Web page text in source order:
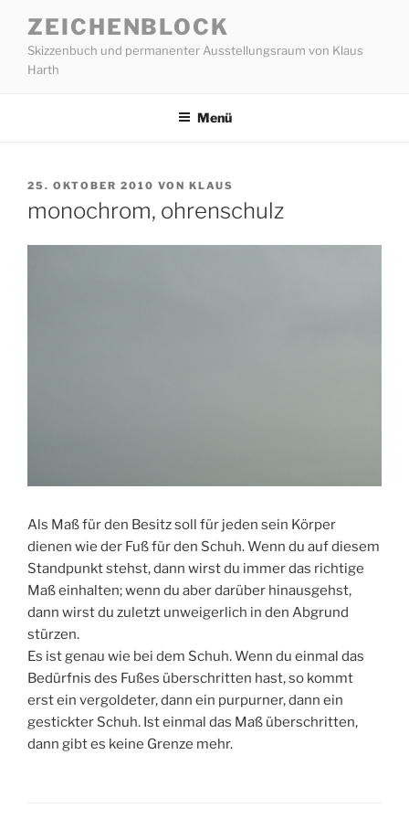
Inhalt
springen
ZEICHENBLOCK
Skizzenbuch und permanenter Ausstellungsraum von Klaus
Harth
Menü
VERÖFFENTLICHT
25. OKTOBER 2010 VON KLAUS
monochrom, ohrenschulz
Als Maß für den Besitz soll für jeden sein Körper
dienen wie der Fuß für den Schuh. Wenn du auf diesem
Standpunkt stehst, dann wirst du immer das richtige
Maß einhalten; wenn du aber darüber hinausgehst,
dann wirst du zuletzt unweigerlich in den Abgrund
stürzen.
Es ist genau wie bei dem Schuh. Wenn du einmal das
Bedürfnis des Fußes überschritten hast, so kommt
erst ein vergoldeter, dann ein purpurner, dann ein
gestickter Schuh. Ist einmal das Maß überschritten,
dann gibt es keine Grenze mehr.